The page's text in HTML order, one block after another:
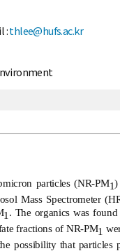
:thlee@hufs.ac.kr
particles (NR-PM1)
Mass Spectrometer
1 . The organics was
fractions of NR-PM1
possibility that